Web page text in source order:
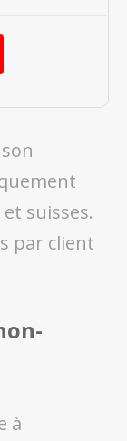
suisses.
par client
à